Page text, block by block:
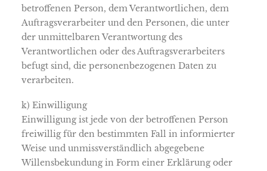
betroffenen Person, dem Verantwortlichen, dem
Auftragsverarbeiter und den Personen, die unter
der unmittelbaren Verantwortung des
Verantwortlichen oder des Auftragsverarbeiters
befugt sind, die personenbezogenen Daten zu
verarbeiten.
k) Einwilligung
Einwilligung ist jede von der betroffenen Person
freiwillig für den bestimmten Fall in informierter
Weise und unmissverständlich abgegebene
Willensbekundung in Form einer Erklärung oder